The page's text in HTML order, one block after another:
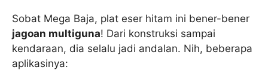
Sobat Mega Baja, plat eser hitam ini bener-bener
jagoan multiguna! Dari konstruksi sampai
kendaraan, dia selalu jadi andalan. Nih, beberapa
aplikasinya: